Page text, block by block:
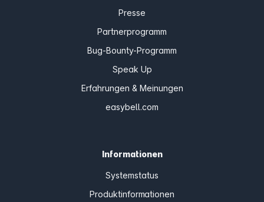
Presse
Partnerprogramm
Bug-Bounty-Programm
Speak Up
Erfahrungen & Meinungen
easybell.com
Informationen
Systemstatus
Produktinformationen